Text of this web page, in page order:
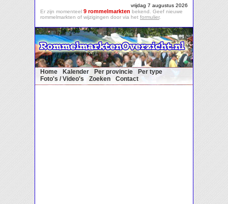
vrijdag 7 augustus 2026
Er zijn momenteel 9 rommelmarkten bekend. Geef nieuwe
rommelmarkten of wijzigingen door via het formulier.
Home Kalender Per provincie
Per type
Foto's / Video's
Zoeken Contact